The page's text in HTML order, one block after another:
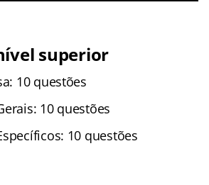
superior
10 questões
10 questões
10 questões